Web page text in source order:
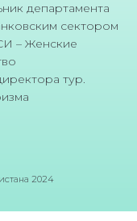
департамента
сектором
– Женские
тур.
2024